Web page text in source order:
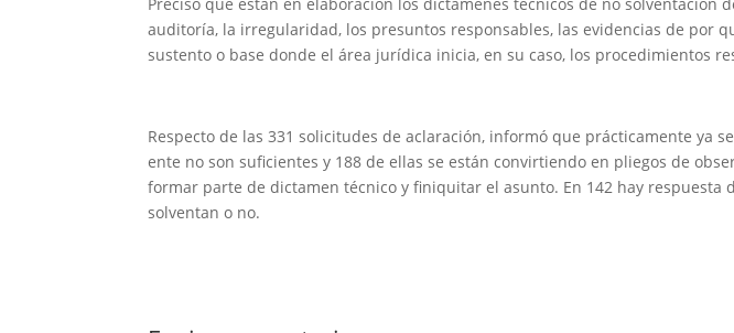
auditoría, la irregularidad, los presuntos responsables, las evidencias de por
sustento o base donde el área jurídica inicia, en su caso, los procedimientos
Respecto de las 331 solicitudes de aclaración, informó que prácticamente ya
ente no son suficientes y 188 de ellas se están convirtiendo en pliegos de
formar parte de dictamen técnico y finiquitar el asunto. En 142 hay respuesta
solventan o no.